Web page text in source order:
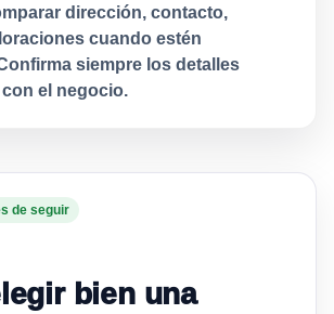
dirección, contacto,
cuando estén
siempre los detalles
el negocio.
de seguir
bien una